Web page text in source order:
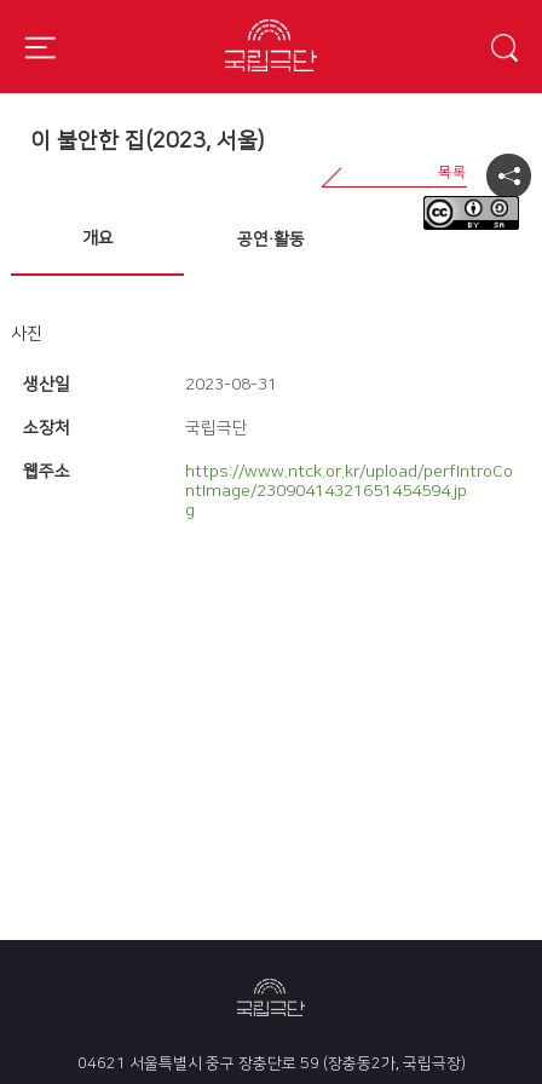
이 불안한 집(2023, 서울)
개요 공연·활동
사진
생산일 2023-08-31
소장처 국립극단
웹주소
https://www.ntck.or.kr/upload/perfIntroCo
ntImage/23090414321651454594.jp
g
04621 서울특별시 중구 장충단로 59 (장충동2가, 국립극장)